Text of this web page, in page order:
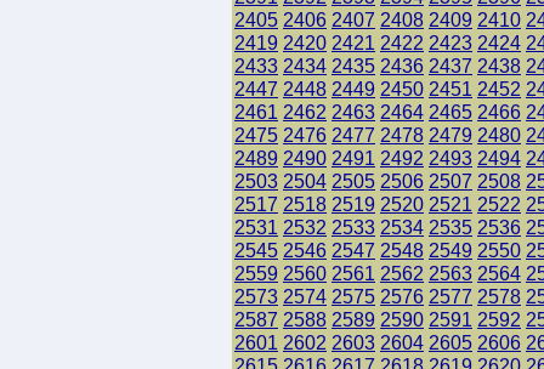
2405 2406 2407 2408 2409 2410
2419 2420 2421 2422 2423 2424
2433 2434 2435 2436 2437 2438
2447 2448 2449 2450 2451 2452
2461 2462 2463 2464 2465 2466
2475 2476 2477 2478 2479 2480
2489 2490 2491 2492 2493 2494
2503 2504 2505 2506 2507 2508
2517 2518 2519 2520 2521 2522
2531 2532 2533 2534 2535 2536
2545 2546 2547 2548 2549 2550
2559 2560 2561 2562 2563 2564
2573 2574 2575 2576 2577 2578
2587 2588 2589 2590 2591 2592
2601 2602 2603 2604 2605 2606